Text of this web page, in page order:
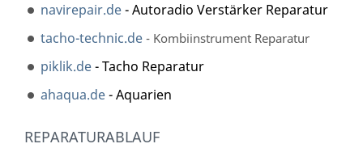
navirepair.de- Autoradio Verstärker Reparatur
tacho-technic.de - Kombiinstrument Reparatur
piklik.de- Tacho Reparatur
ahaqua.de- Aquarien
REPARATURABLAUF